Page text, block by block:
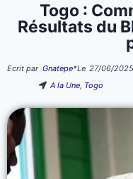
Togo :
Résultats du
Ecrit par Gnatepe*Le 27/06/2025
A la Une, Togo